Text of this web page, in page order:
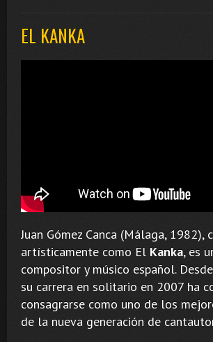
EL KANKA
Juan Gómez Canca (Málaga, 1982),
artísticamente como El Kanka, es
compositor y músico español.
su carrera en solitario en 2007 ha
consagrarse como uno de los
de la nueva generación de